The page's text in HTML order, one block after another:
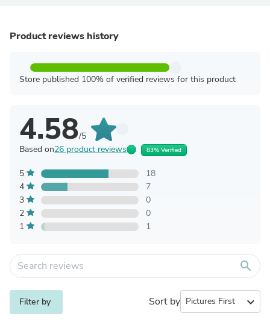
Product reviews history
Store published 100% of verified reviews for this product
4.58/5
Based on26 product reviews 83% Verified
5
18
4
7
3
0
2
0
1
1
search
Filter by Sort by expand_more